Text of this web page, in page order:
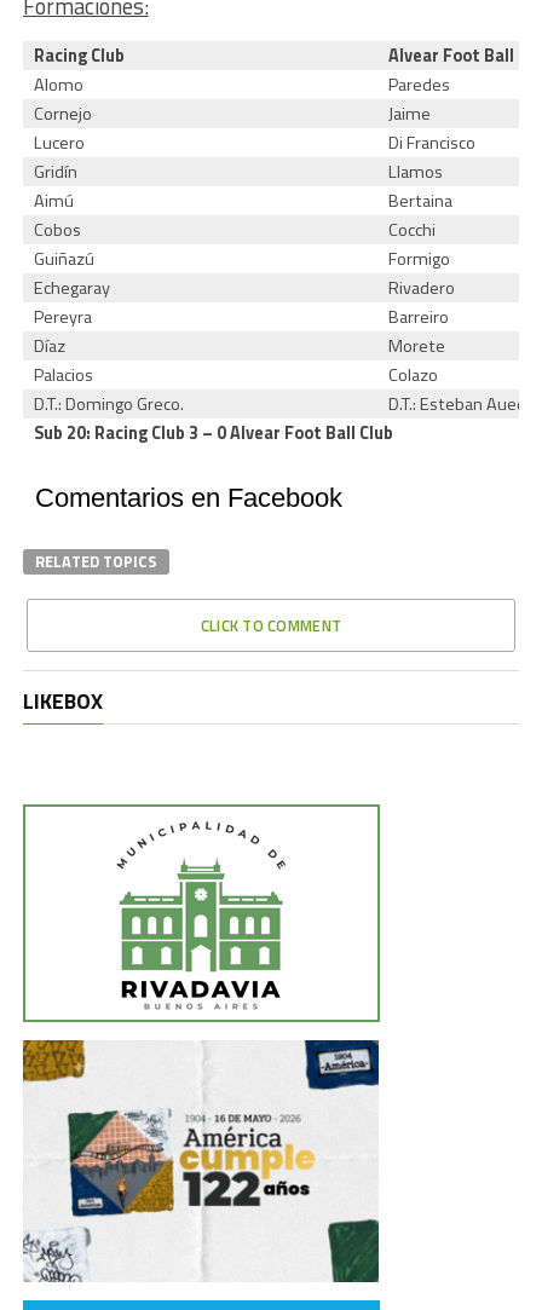
Racing Club
Alvear Foot Ball
Alomo
Paredes
Cornejo
Jaime
Lucero
Di Francisco
Gridín
Llamos
Aimú
Bertaina
Cobos
Cocchi
Guiñazú
Formigo
Echegaray
Rivadero
Pereyra
Barreiro
Díaz
Morete
Palacios
Colazo
D.T.: Domingo Greco.
D.T.: Esteban Aued.
Sub 20: Racing Club 3 – 0 Alvear Foot Ball Club
Comentarios en Facebook
RELATED TOPICS
CLICK TO COMMENT
LIKEBOX